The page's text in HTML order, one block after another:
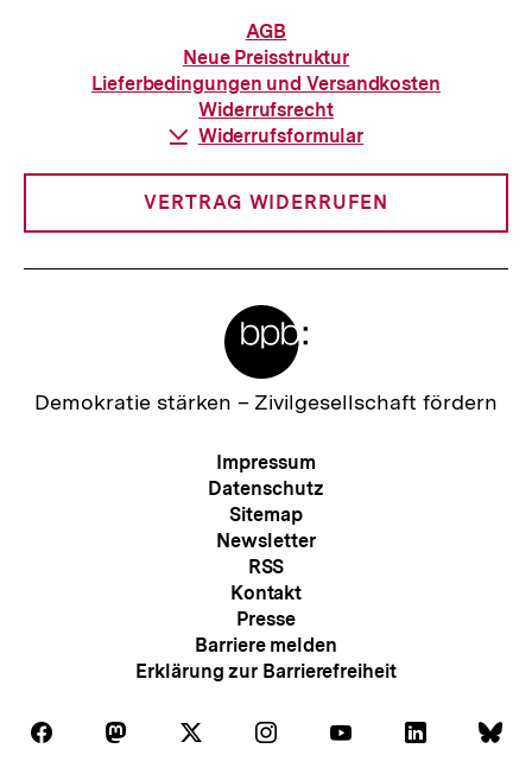
Informationen
zur
Bestellung
AGB
Neue Preisstruktur
Lieferbedingungen und Versandkosten
Widerrufsrecht
Download-
Widerrufsformular
VERTRAG WIDERRUFEN
Zur
Demokratie stärken – Zivilgesellschaft fördern
Meta-
Navigation
Impressum
Datenschutz
Sitemap
Newsletter
RSS
Kontakt
Presse
Barriere melden
Erklärung zur Barrierefreiheit
Folgen
Auf
Folgen Folgen Folgen
Auf
Folgen Folgen
Zum